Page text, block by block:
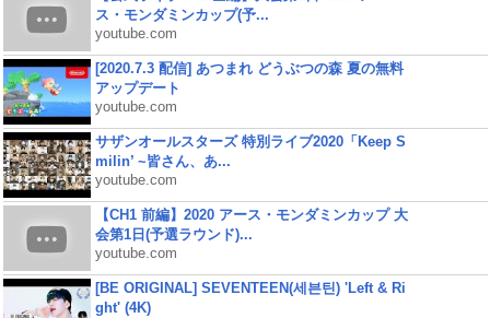
ス・モンダミンカップ(予...
youtube.com
[2020.7.3 配信] あつまれ どうぶつの森 夏の無料
アップデート
youtube.com
サザンオールスターズ 特別ライブ2020「Keep S
milin’ ~皆さん、あ...
youtube.com
【CH1 前編】2020 アース・モンダミンカップ 大
会第1日(予選ラウンド)...
youtube.com
[BE ORIGINAL] SEVENTEEN(세븐틴) 'Left & Ri
ght' (4K)